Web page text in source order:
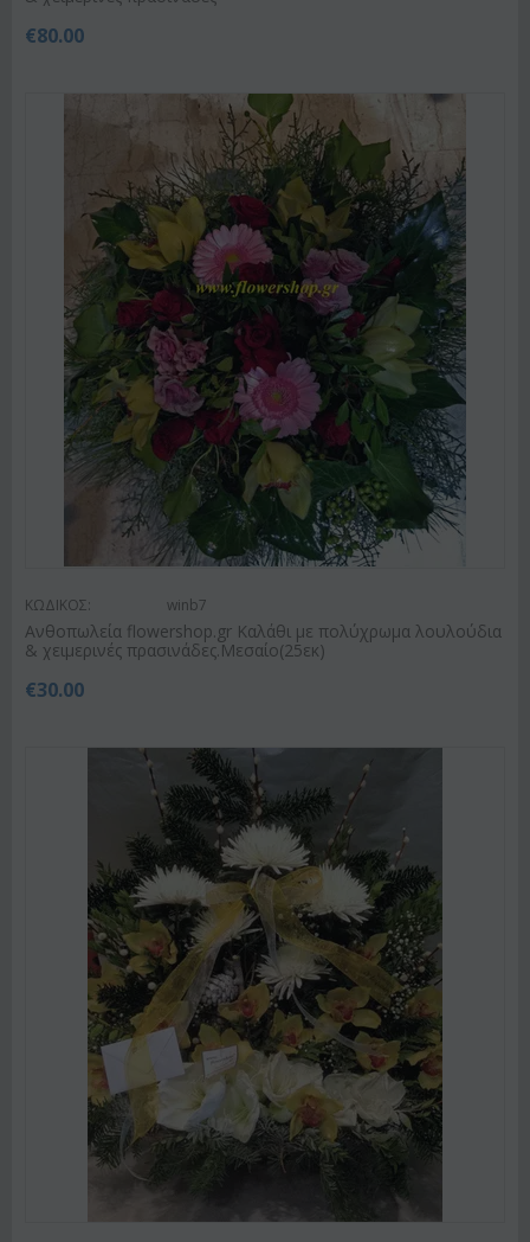
€80.00
ΚΩΔΙΚΟΣ: winb7
Ανθοπωλεία flowershop.gr Καλάθι με πολύχρωμα λουλούδια
& χειμερινές πρασινάδες.Μεσαίο(25εκ)
€30.00